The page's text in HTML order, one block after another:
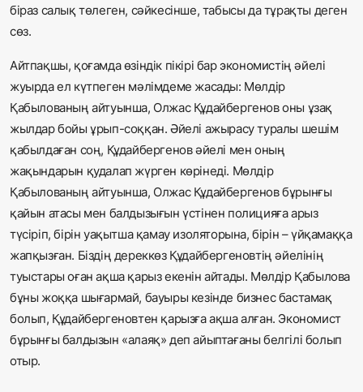
біраз салық төлеген, сәйкесінше, табысы да тұрақты деген
сөз.
Айтпақшы, қоғамда өзіндік пікірі бар экономистің әйелі
жуырда ел күтпеген мәлімдеме жасады: Мөлдір
Қабылованың айтуынша, Олжас Құдайбергенов оны ұзақ
жылдар бойы ұрып-соққан. Әйелі ажырасу туралы шешім
қабылдаған соң, Құдайбергенов әйелі мен оның
жақындарын қудалап жүрген көрінеді. Мөлдір
Қабылованың айтуынша, Олжас Құдайбергенов бұрынғы
қайын атасы мен балдызығын үстінен полицияға арыз
түсіріп, бірін уақытша қамау изоляторына, бірін – үйқамаққа
жапқызған. Біздің дереккөз Құдайбергеновтің әйелінің
туыстары оған ақша қарыз екенін айтады. Мөлдір Қабылова
бұны жоққа шығармай, бауыры кезінде бизнес бастамақ
болып, Құдайбергеновтен қарызға ақша алған. Экономист
бұрынғы балдызын «алаяқ» деп айыптағаны белгілі болып
отыр.